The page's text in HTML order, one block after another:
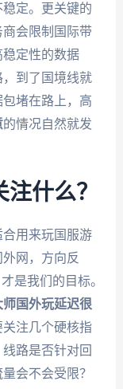
定。更关键的
会限制国际带
定性的数据
到了国境线就
堵在路上，高
的情况自然就发
什么？
用来玩国服游
网，方向反
是我们的目标。
师国外玩延迟很
注几个硬核指
路是否针对回
会不会受限？